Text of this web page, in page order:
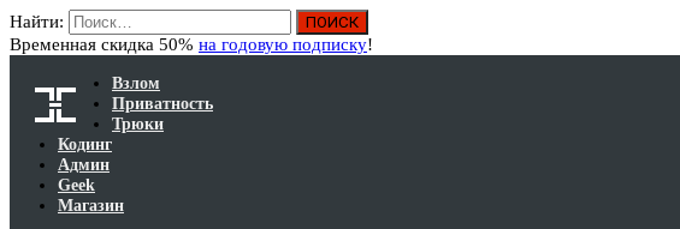
Найти:
Временная скидка 50% на годовую подписку!
Взлом
Приватность
Трюки
Кодинг
Админ
Geek
Магазин